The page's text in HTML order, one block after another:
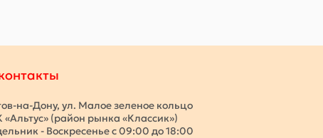
на-Дону, ул. Малое зеленое кольцо
«Альтус» (район рынка «Классик»)
- Воскресенье с 09:00 до 18:00